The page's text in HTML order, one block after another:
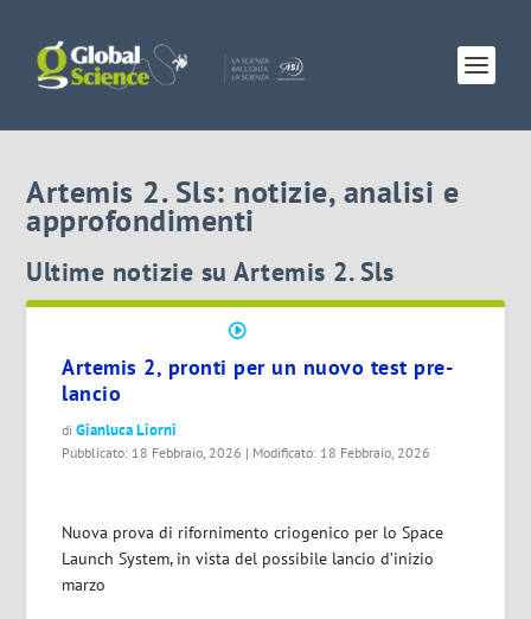
Artemis 2. Sls: notizie, analisi e
approfondimenti
Ultime notizie su Artemis 2. Sls
Artemis 2, pronti per un nuovo test pre-
lancio
diGianluca Liorni
Pubblicato: 18 Febbraio, 2026 | Modificato: 18 Febbraio, 2026
Nuova prova di rifornimento criogenico per lo Space
Launch System, in vista del possibile lancio d’inizio
marzo